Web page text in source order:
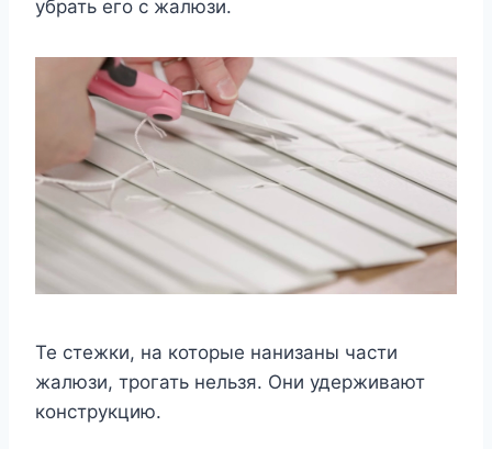
убрать его с жалюзи.
Те стежки, на которые нанизаны части
жалюзи, трогать нельзя. Они удерживают
конструкцию.